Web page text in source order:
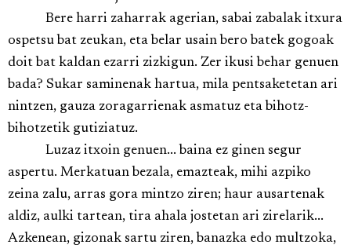
Bere harri zaharrak agerian, sabai zabalak itxura
ospetsu bat zeukan, eta belar usain bero batek gogoak
doit bat kaldan ezarri zizkigun. Zer ikusi behar genuen
bada? Sukar saminenak hartua, mila pentsaketetan ari
nintzen, gauza zoragarrienak asmatuz eta bihotz-
bihotzetik gutiziatuz.
Luzaz itxoin genuen... baina ez ginen segur
aspertu. Merkatuan bezala, emazteak, mihi azpiko
zeina zalu, arras gora mintzo ziren; haur ausartenak
aldiz, aulki tartean, tira ahala jostetan ari zirelarik...
Azkenean, gizonak sartu ziren, banazka edo multzoka,